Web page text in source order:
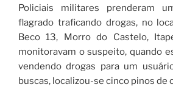
Policiais militares prenderam
flagrado traficando drogas, no
Beco 13, Morro do Castelo,
monitoravam o suspeito, quando
vendendo drogas para um
buscas, localizou-se cinco pinos de